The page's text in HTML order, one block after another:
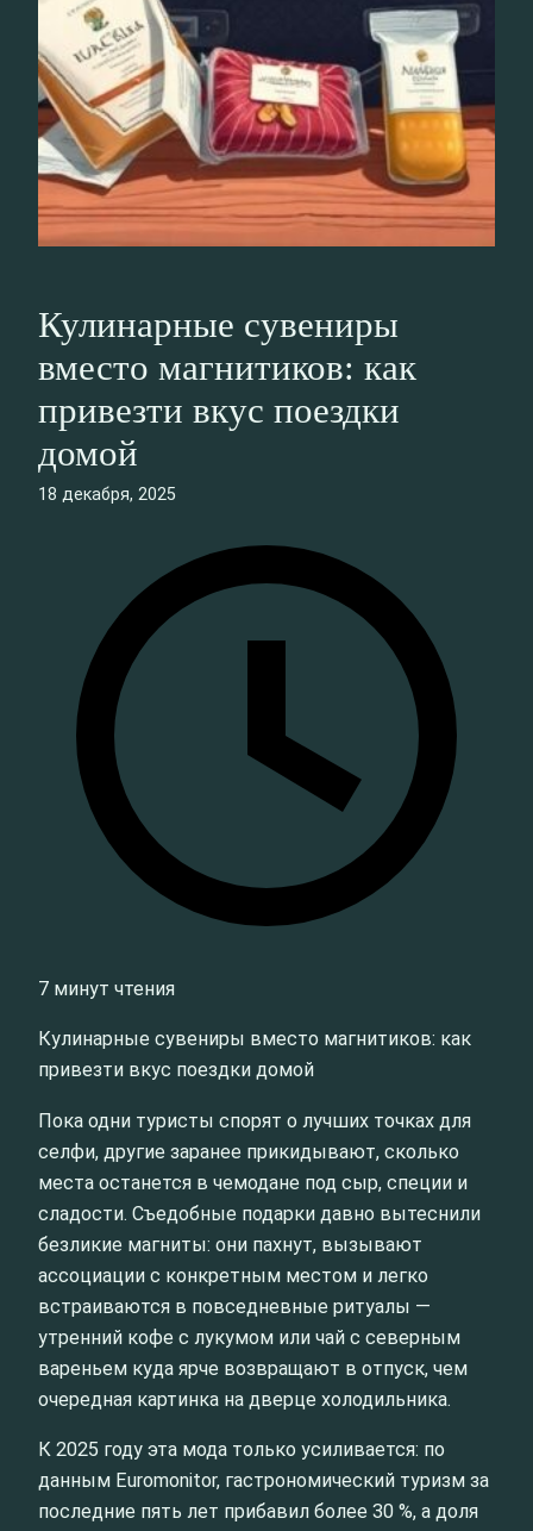
Кулинарные сувениры
вместо магнитиков: как
привезти вкус поездки
домой
18 декабря, 2025
7 минут чтения
Кулинарные сувениры вместо магнитиков: как
привезти вкус поездки домой
Пока одни туристы спорят о лучших точках для
селфи, другие заранее прикидывают, сколько
места останется в чемодане под сыр, специи и
сладости. Съедобные подарки давно вытеснили
безликие магниты: они пахнут, вызывают
ассоциации с конкретным местом и легко
встраиваются в повседневные ритуалы —
утренний кофе с лукумом или чай с северным
вареньем куда ярче возвращают в отпуск, чем
очередная картинка на дверце холодильника.
К 2025 году эта мода только усиливается: по
данным Euromonitor, гастрономический туризм за
последние пять лет прибавил более 30 %, а доля